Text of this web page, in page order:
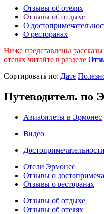
Отзывы об отелях
Отзывы об отдыхе
О
О ресторанах
Ниже представлены
отелях читайте в разделе
Cортировать по: Дате
Путеводитель по
Авиабилеты в Эрмонес
Видео
Отели Эрмонес
Отзывы о
Отзывы о ресторанах
Отзывы об отдыхе
Отзывы об отелях